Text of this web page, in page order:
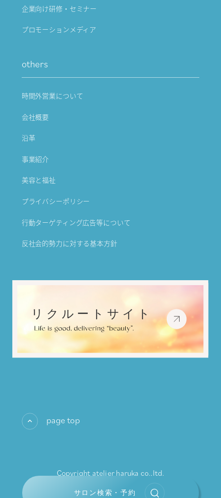
サロン検索・予約
企業向け研修・セミナー
プロモーションメディア
others
時間外営業について
会社概要
沿革
事業紹介
美容と福祉
プライバシーポリシー
行動ターゲティング広告等について
反社会的勢力に対する基本方針
page top
Copyright atelier haruka co.,ltd.